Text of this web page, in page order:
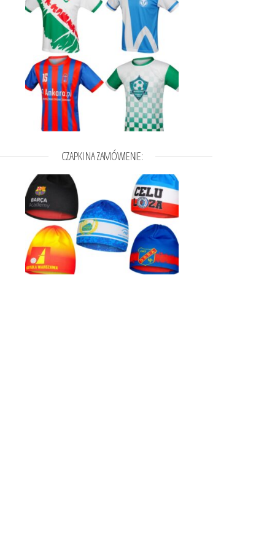
wybrać na stronie produktu
wiele wariantów. Opcje można wybrać na stronie produktu
wybrać na stronie produktu
214,00zł.
wiele wariantów. Opcje można wybrać na stronie produktu
wybrać na stronie produktu
wiele wariantów. Opcje można wybrać na stronie produktu
CZAPKI NA ZAMÓWIENIE: